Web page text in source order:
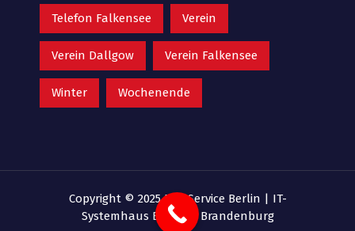
Telefon Falkensee Verein
Verein Dallgow Verein Falkensee
Winter Wochenende
Copyright © 2025 EDV Service Berlin | IT-
Systemhaus Berlin & Brandenburg